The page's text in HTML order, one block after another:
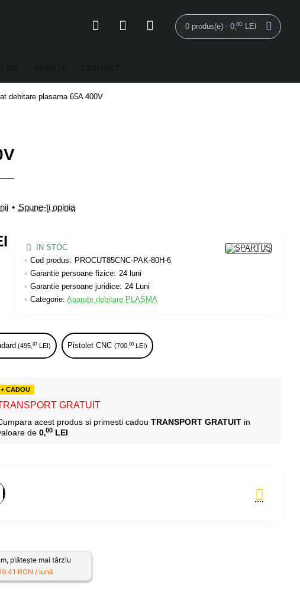
0 produs(e) - 0, 00 LEI
debitare plasama 65A 400V
• Spune-ţi opinia
IN STOC
Cod produs: PROCUT85CNC-PAK-80H-6
Garantie persoane fizice: 24 luni
Garantie persoane juridice: 24 Luni
Categorie: Aparate debitare PLASMA
(495,87 LEI) Pistolet CNC (700,00LEI)
+ CADOU
GRATUIT
acest produs si primesti cadou TRANSPORT GRATUIT in
de 0,00 LEI
plătește mai târziu
RON / lună